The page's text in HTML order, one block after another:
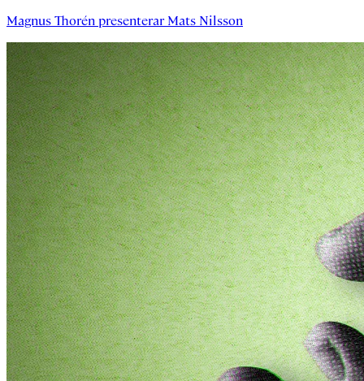
Magnus Thorénpresenterar Mats Nilsson